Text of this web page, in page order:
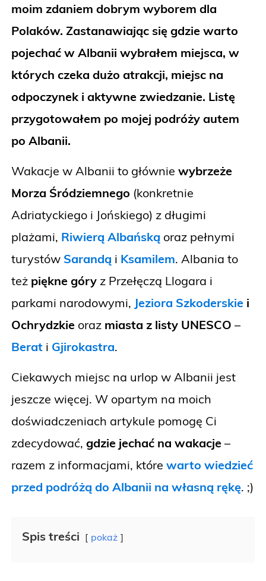
moim zdaniem dobrym wyborem dla
Polaków. Zastanawiając się gdzie warto
pojechać w Albanii wybrałem miejsca, w
których czeka dużo atrakcji, miejsc na
odpoczynek i aktywne zwiedzanie. Listę
przygotowałem po mojej podróży autem
po Albanii.
Wakacje w Albanii to głównie wybrzeże
Morza Śródziemnego (konkretnie
Adriatyckiego i Jońskiego) z długimi
plażami, Riwierą Albańską oraz pełnymi
turystów Sarandą i Ksamilem. Albania to
też piękne góry z Przełęczą Llogara i
parkami narodowymi, Jeziora Szkoderskie i
Ochrydzkie oraz miasta z listy UNESCO –
Berat i Gjirokastra.
Ciekawych miejsc na urlop w Albanii jest
jeszcze więcej. W opartym na moich
doświadczeniach artykule pomogę Ci
zdecydować, gdzie jechać na wakacje –
razem z informacjami, które warto wiedzieć
przed podróżą do Albanii na własną rękę. ;)
Spis treści pokaż